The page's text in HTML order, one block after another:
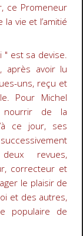
ce Promeneur
vie et l’amitié
" est sa devise.
après avoir lu
uns, reçu et
Pour Michel
nourrir de la
ce jour, ses
revues,
correcteur et
le plaisir de
et des autres,
populaire de